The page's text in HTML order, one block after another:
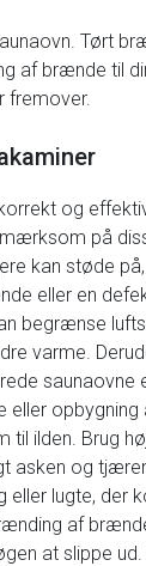
Tørt
af brænde til
fremover.
og
på
kan støde
eller en
begrænse
varme.
saunaovne
ilden. Brug
og
lugte, der
af
at slippe